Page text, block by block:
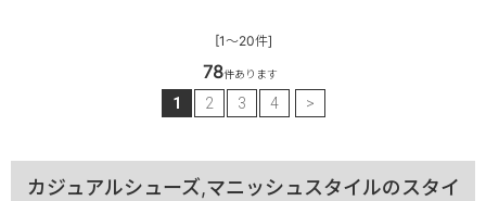
[1～20件]
78件あります
1 2 3 4 >
カジュアルシューズ,マニッシュスタイルのスタイ